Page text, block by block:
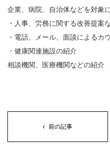
企業、病院、自治体などを対象
・人事、労務に関する改善提案
・電話、メール、面談によるカ
・健康関連施設の紹介
相談機関、医療機関などの紹介
前の記事